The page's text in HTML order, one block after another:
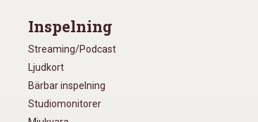
Inspelning
Streaming/Podcast
Ljudkort
Bärbar inspelning
Studiomonitorer